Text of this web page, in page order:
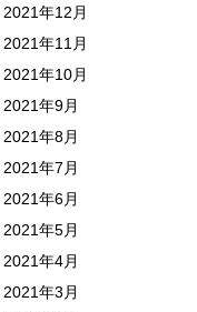
2021年12月
2021年11月
2021年10月
2021年9月
2021年8月
2021年7月
2021年6月
2021年5月
2021年4月
2021年3月